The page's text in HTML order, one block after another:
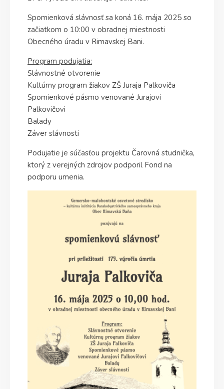
Spomienková slávnosť sa koná 16. mája 2025 so
začiatkom o 10:00 v obradnej miestnosti
Obecného úradu v Rimavskej Bani.
Program podujatia:
Slávnostné otvorenie
Kultúrny program žiakov ZŠ Juraja Palkoviča
Spomienkové pásmo venované Jurajovi
Palkovičovi
Balady
Záver slávnosti
Podujatie je súčasťou projektu Čarovná studnička,
ktorý z verejných zdrojov podporil Fond na
podporu umenia.